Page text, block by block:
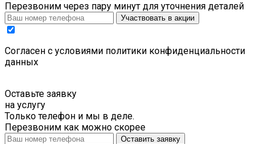
Перезвоним через пару минут для уточнения деталей
Участвовать в акции
Cогласен с условиями политики конфиденциальности
данных
Оставьте заявку
на услугу
Только телефон и мы в деле.
Перезвоним как можно скорее
Оставить заявку